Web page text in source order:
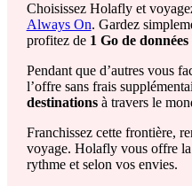
Choisissez Holafly et
Always On. Gardez
profitez de 1 Go de
Pendant que d’autres vous
l’offre sans frais
destinationsà travers le
Franchissez cette frontière,
voyage. Holafly vous offre
rythme et selon vos envies.